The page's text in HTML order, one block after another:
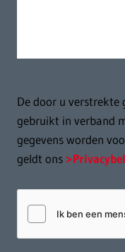
De door u verstrekte
gebruikt in verband
gegevens worden
geldt ons